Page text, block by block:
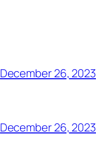
December 26, 2023
December 26, 2023